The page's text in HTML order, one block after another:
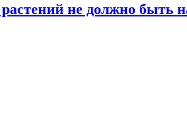
не должно быть